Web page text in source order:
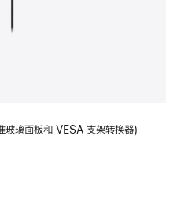
璃面板和 VESA 支架转换器)